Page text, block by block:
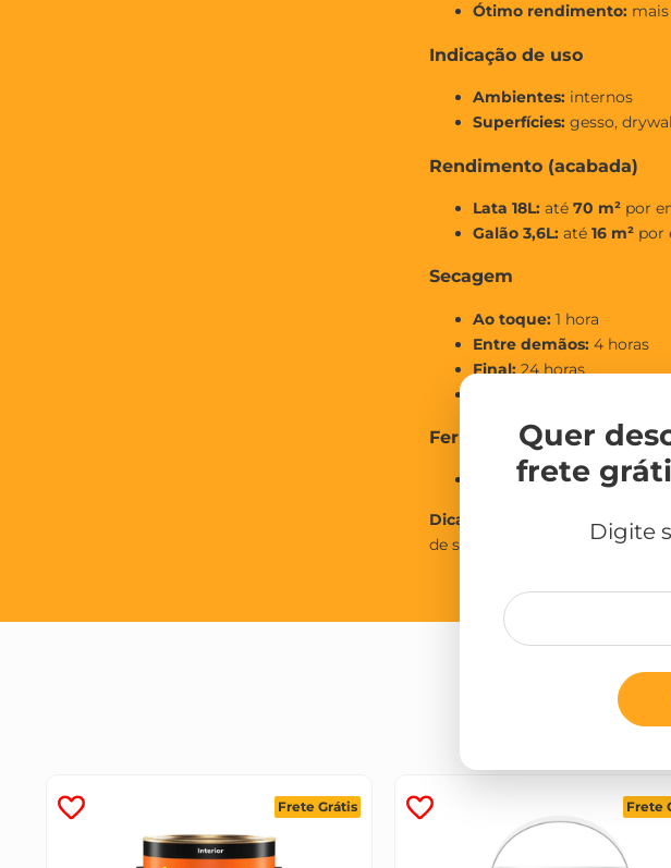
Quer
frete
Digite
Ótimo rendimento:
Indicação de uso
Ambientes: internos
Superfícies: gesso,
Rendimento (acabada)
Lata 18L: até 70 m² por
Galão 3,6L: até 16 m² por
Secagem
Ao toque: 1 hora
Entre demãos: 4 horas
Final:24 horas
Ferramentas de aplicação
Rolo de lã, pincel, trincha
Dica:
para melhor
de secagem entre demãos.
Quem
Frete Grátis Frete